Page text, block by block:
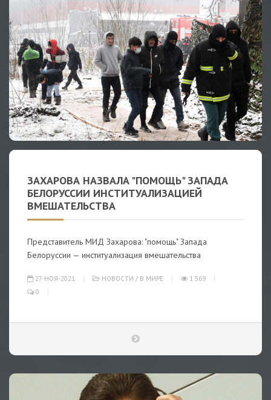
ЗАХАРОВА НАЗВАЛА "ПОМОЩЬ" ЗАПАДА
БЕЛОРУССИИ ИНСТИТУАЛИЗАЦИЕЙ
ВМЕШАТЕЛЬСТВА
Представитель МИД Захарова: "помощь" Запада
Белоруссии — институализация вмешательства
27-НОЯ-2021 НОВОСТИ / В МИРЕ
1 569
0